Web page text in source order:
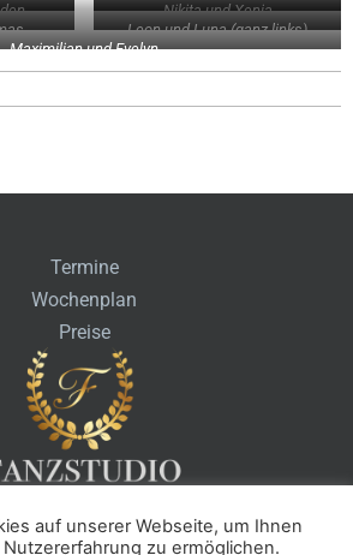
Nikita und Xenia
Leon und Luna (ganz links)
Maximilian und Evelyn
Termine
Wochenplan
Preise
auf unserer Webseite, um Ihnen
zu ermöglichen.